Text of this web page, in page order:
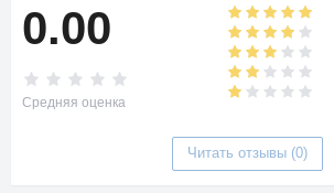
0.00
Средняя оценка
Читать отзывы (0)